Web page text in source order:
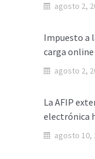
agosto 2,
Impuesto a
carga online
agosto 2,
La AFIP
electrónica
agosto 10,